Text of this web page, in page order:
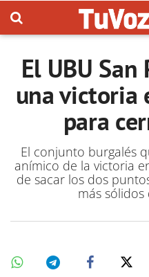
El UBU
una victoria
para
El conjunto burgalés
anímico de la victoria
de sacar los dos
más sólidos